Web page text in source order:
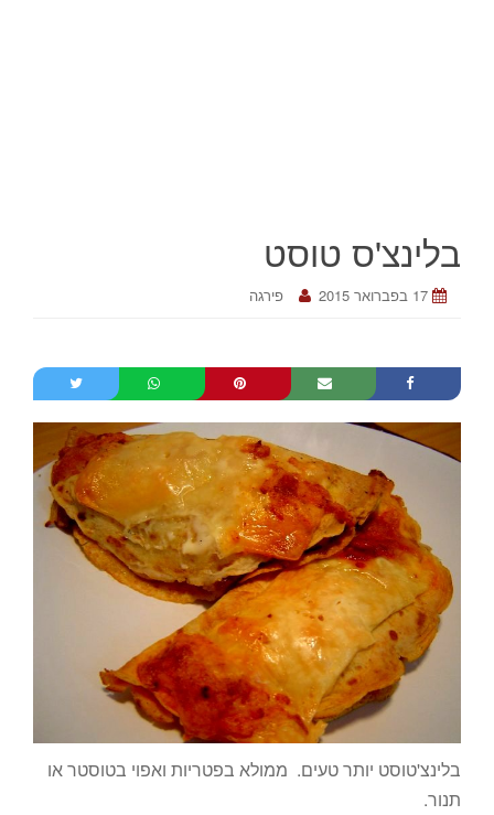
בלינצ'ס טוסט
17 בפברואר 2015 פירגה
בלינצ'טוסט יותר טעים. ממולא בפטריות ואפוי בטוסטר או
תנור.